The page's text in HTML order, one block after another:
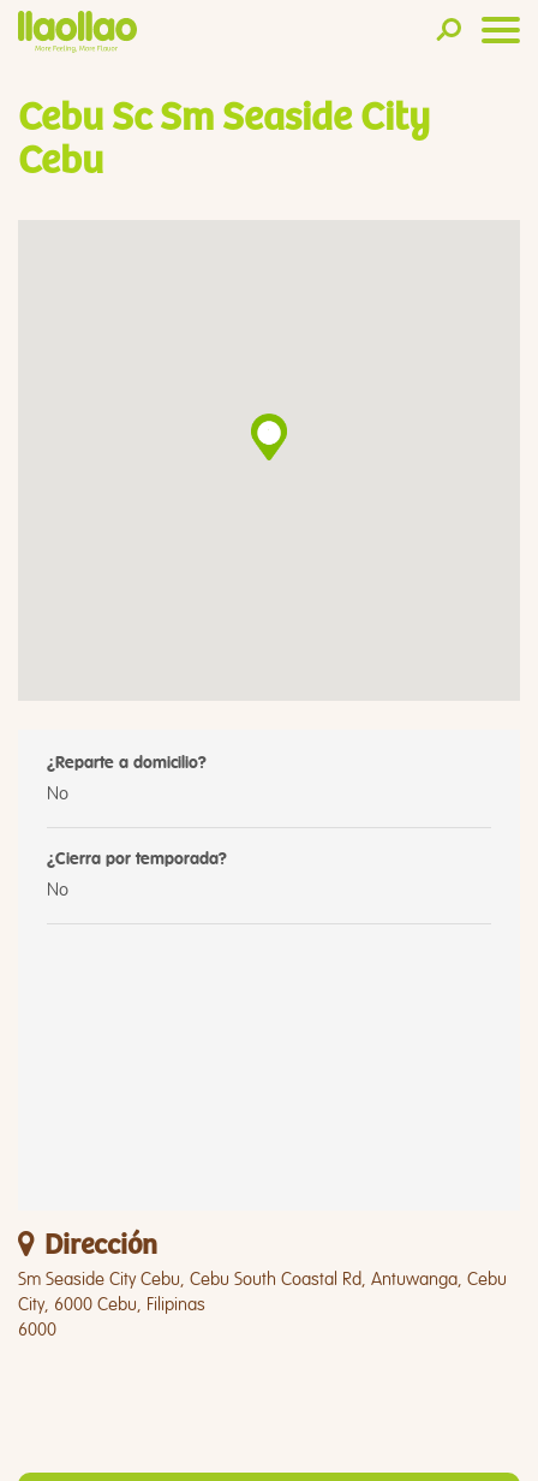
Cebu Sc Sm Seaside City
Cebu
¿Reparte a domicilio?
No
¿Cierra por temporada?
No
Dirección
Sm Seaside City Cebu, Cebu South Coastal Rd, Antuwanga, Cebu
City, 6000 Cebu, Filipinas
6000